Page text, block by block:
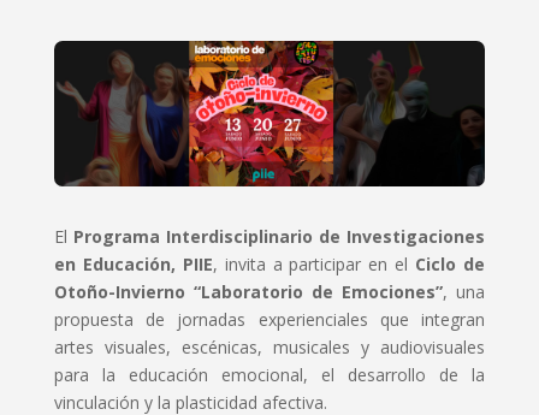
El Programa Interdisciplinario de Investigaciones
en Educación, PIIE, invita a participar en el Ciclo de
Otoño-Invierno “Laboratorio de Emociones”, una
propuesta de jornadas experienciales que integran
artes visuales, escénicas, musicales y audiovisuales
para la educación emocional, el desarrollo de la
vinculación y la plasticidad afectiva.